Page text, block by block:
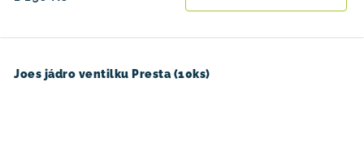
Joes jádro ventilku Presta (10ks)